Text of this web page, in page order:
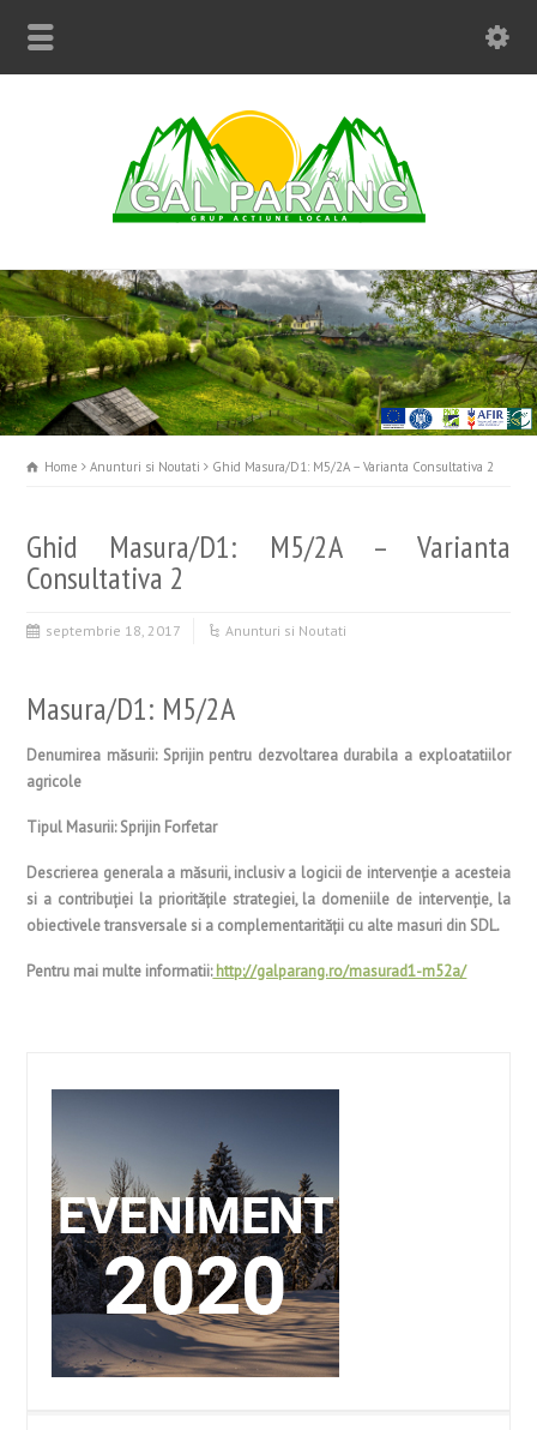
Home Anunturi si Noutati Ghid Masura/D1: M5/2A – Varianta Consultativa 2
Ghid Masura/D1: M5/2A – Varianta
Consultativa 2
septembrie 18, 2017 Anunturi si Noutati
Masura/D1: M5/2A
Denumirea măsurii: Sprijin pentru dezvoltarea durabila a exploatatiilor
agricole
Tipul Masurii: Sprijin Forfetar
Descrierea generala a măsurii, inclusiv a logicii de intervenţie a acesteia
si a contribuţiei la priorităţile strategiei, la domeniile de intervenţie, la
obiectivele transversale si a complementarităţii cu alte masuri din SDL.
Pentru mai multe informatii:http://galparang.ro/masurad1-m52a/